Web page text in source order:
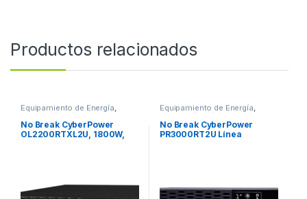
Productos relacionados
Equipamiento de Energía
Protección Eléctrica
No Break CyberPower
OL2200RTXL2U, 1800W,
Equipamiento de Energía
Protección Eléctrica
No Break CyberPower
PR3000RT2U Línea
YEAR